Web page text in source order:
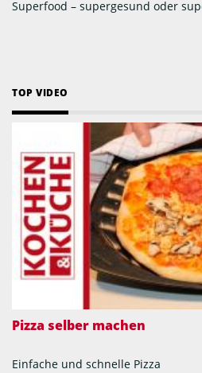
Superfood – supergesund oder
TOP VIDEO
Pizza selber machen
Einfache und schnelle Pizza